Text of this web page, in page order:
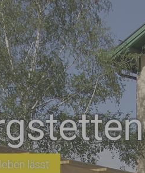
lässt.